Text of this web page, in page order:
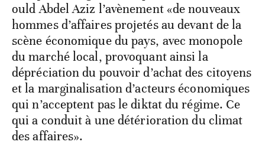
ould Abdel Aziz l’avènement «de nouveaux
hommes d’affaires projetés au devant de la
scène économique du pays, avec monopole
du marché local, provoquant ainsi la
dépréciation du pouvoir d’achat des citoyens
et la marginalisation d’acteurs économiques
qui n’acceptent pas le diktat du régime. Ce
qui a conduit à une détérioration du climat
des affaires».